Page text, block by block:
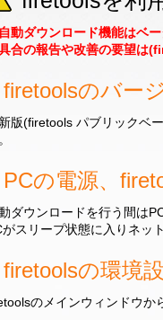
動ダウンロード機能はベー
合の報告や改善の要望は
firetoolsのバー
版(firetools パブリックベ
PCの電源、
ダウンロードを行う間は
がスリープ状態に入りネッ
firetoolsの環境
のメインウィンドウか